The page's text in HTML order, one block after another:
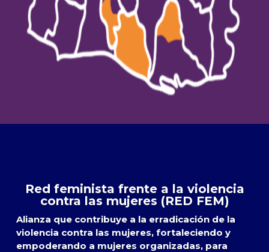
Red feminista frente a la violencia
contra las mujeres (RED FEM)
Alianza que contribuye a la erradicación de la
violencia contra las mujeres, fortaleciendo y
empoderando a mujeres organizadas, para